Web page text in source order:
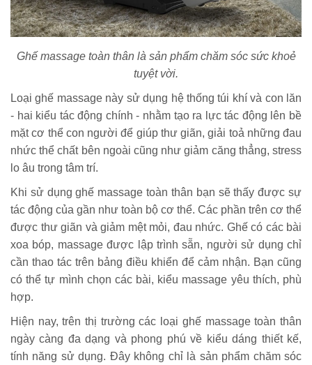
Ghế massage toàn thân là sản phẩm chăm sóc sức khoẻ
tuyệt vời.
Loại ghế massage này sử dụng hệ thống túi khí và con lăn
- hai kiểu tác động chính - nhằm tạo ra lực tác động lên bề
mặt cơ thể con người để giúp thư giãn, giải toả những đau
nhức thể chất bên ngoài cũng như giảm căng thẳng, stress
lo âu trong tâm trí.
Khi sử dụng ghế massage toàn thân bạn sẽ thấy được sự
tác động của gần như toàn bộ cơ thể. Các phần trên cơ thể
được thư giãn và giảm mệt mỏi, đau nhức. Ghế có các bài
xoa bóp, massage được lập trình sẵn, người sử dụng chỉ
cần thao tác trên bảng điều khiển để cảm nhận. Bạn cũng
có thể tự mình chọn các bài, kiểu massage yêu thích, phù
hợp.
Hiện nay, trên thị trường các loại ghế massage toàn thân
ngày càng đa dạng và phong phú về kiểu dáng thiết kế,
tính năng sử dụng. Đây không chỉ là sản phẩm chăm sóc